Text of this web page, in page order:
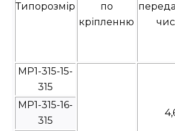
Типорозмір
по
кріпленню
МР1-315-15-
315
МР1-315-16-
315